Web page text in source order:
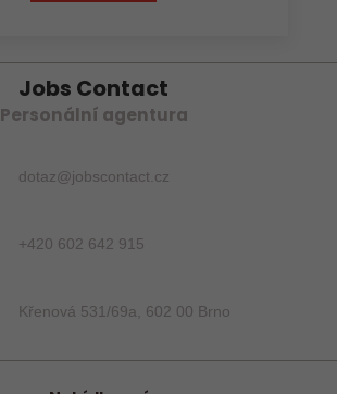
Jobs Contact
Personální agentura
dotaz@jobscontact.cz
+420 602 642 915
Křenová 531/69a, 602 00 Brno